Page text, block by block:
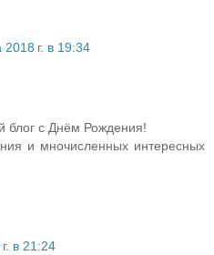
г. в 19:34
блог с Днём Рождения!
и мночисленных интересных
в 21:24